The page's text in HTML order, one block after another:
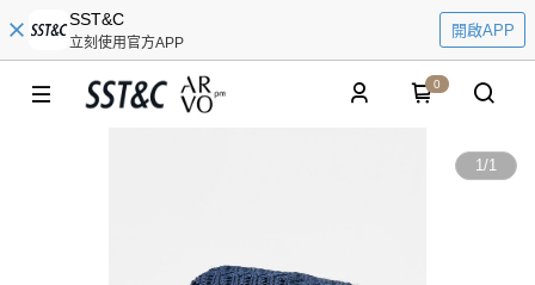
SST&C
立刻使用官方APP
開啟APP
0
1/1